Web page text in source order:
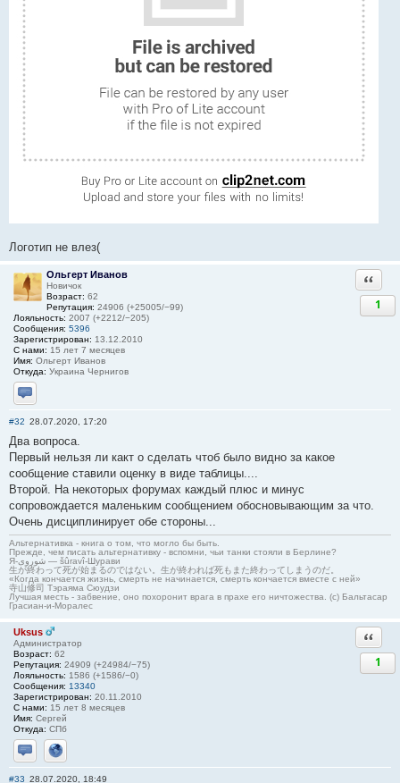
Логотип не влез(
Ольгерт Иванов
Новичок
Возраст: 62
Репутация: 24906 (+25005/−99)
Лояльность: 2007 (+2212/−205)
Сообщения: 5396
Зарегистрирован: 13.12.2010
С нами: 15 лет 7 месяцев
Имя: Ольгерт Иванов
Откуда: Украина Чернигов
Отправить личное сообщение
1
#32 28.07.2020, 17:20
Два вопроса.
Первый нельзя ли какт о сделать чтоб было видно за какое
сообщение ставили оценку в виде таблицы....
Второй. На некоторых форумах каждый плюс и минус
сопровождается маленьким сообщением обосновывающим за что.
Очень дисциплинирует обе стороны...
Альтернативка - книга о том, что могло бы быть.
Прежде, чем писать альтернативку - вспомни, чьи танки стояли в Берлине?
Я-شوروی — šûravî-Шурави
生が終わって死が始まるのではない。生が終われば死もまた終わってしまうのだ。
«Когда кончается жизнь, смерть не начинается, смерть кончается вместе с ней»
寺山修司 Тэраяма Сюудзи
Лучшая месть - забвение, оно похоронит врага в прахе его ничтожества. (с) Бальтасар
Грасиан-и-Моралес
Uksus
Администратор
Возраст: 62
Репутация: 24909 (+24984/−75)
Лояльность: 1586 (+1586/−0)
Сообщения: 13340
Зарегистрирован: 20.11.2010
С нами: 15 лет 8 месяцев
Имя: Сергей
Откуда: СПб
Отправить личное сообщение
Сайт
1
#33 28.07.2020, 18:49